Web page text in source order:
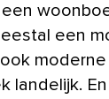
een
landelijk.